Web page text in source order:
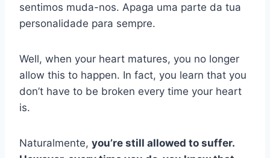
sentimos muda-nos. Apaga uma parte da tua
personalidade para sempre.
Well, when your heart matures, you no longer
allow this to happen. In fact, you learn that you
don’t have to be broken every time your heart
is.
Naturalmente, you’re still allowed to suffer.